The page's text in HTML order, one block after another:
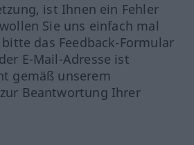
ist Ihnen ein Fehler
Sie uns einfach mal
das Feedback-Formular
E-Mail-Adresse ist
gemäß unserem
Beantwortung Ihrer